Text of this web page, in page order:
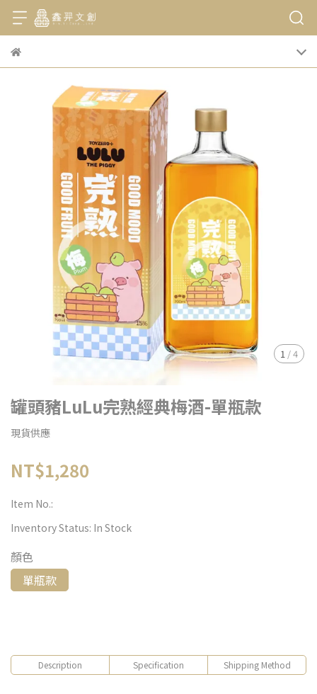
1 /4
罐頭豬LuLu完熟經典梅酒-單瓶款
現貨供應
NT$1,280
Item No.:
Inventory Status: In Stock
顏色
單瓶款
Description Specification Shipping Method